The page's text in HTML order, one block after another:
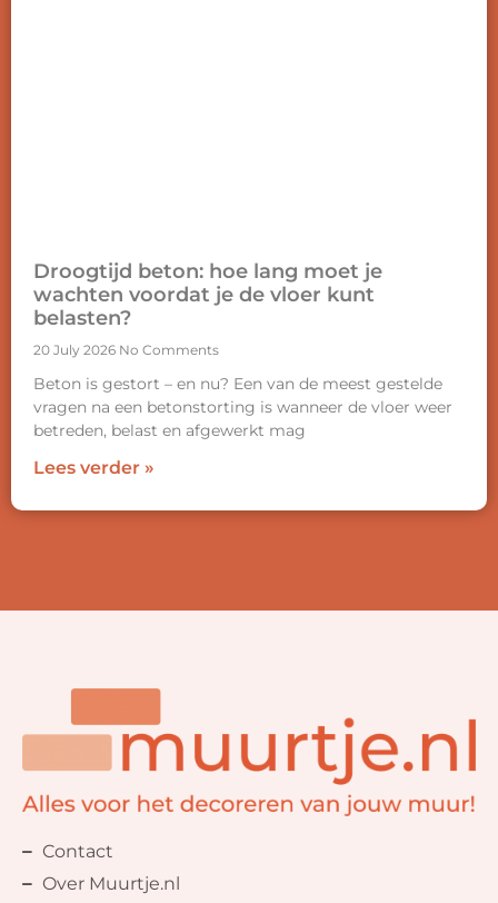
Droogtijd beton: hoe lang moet je
wachten voordat je de vloer kunt
belasten?
20 July 2026 No Comments
Beton is gestort – en nu? Een van de meest gestelde
vragen na een betonstorting is wanneer de vloer weer
betreden, belast en afgewerkt mag
Lees verder »
Contact
Over Muurtje.nl